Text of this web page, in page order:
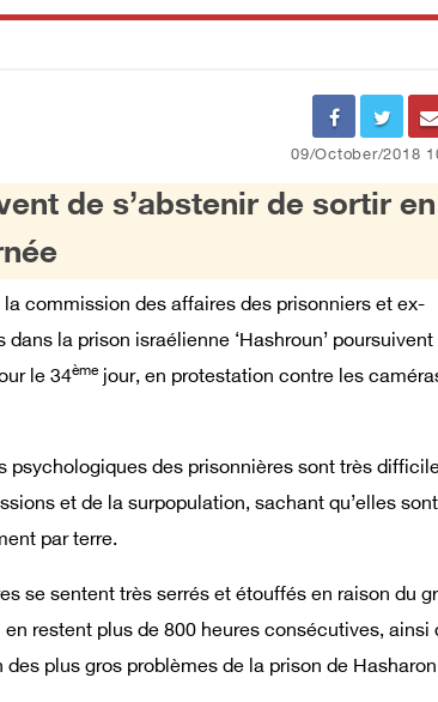
09/October/2018
de s’abstenir de sortir en
commission des affaires des prisonniers et ex-
la prison israélienne ‘Hashroun’ poursuivent
le 34ème jour, en protestation contre les
des prisonnières sont très
et de la surpopulation, sachant qu’elles sont
par terre.
se sentent très serrés et étouffés en raison du
restent plus de 800 heures consécutives, ainsi
plus gros problèmes de la prison de